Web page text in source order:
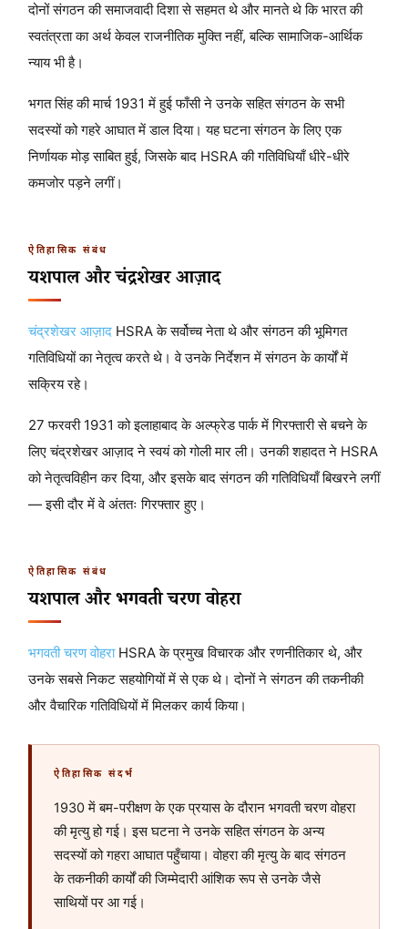
दोनों संगठन की समाजवादी दिशा से सहमत थे और मानते थे कि भारत की
स्वतंत्रता का अर्थ केवल राजनीतिक मुक्ति नहीं, बल्कि सामाजिक-आर्थिक
न्याय भी है।
भगत सिंह की मार्च 1931 में हुई फाँसी ने उनके सहित संगठन के सभी
सदस्यों को गहरे आघात में डाल दिया। यह घटना संगठन के लिए एक
निर्णायक मोड़ साबित हुई, जिसके बाद HSRA की गतिविधियाँ धीरे-धीरे
कमजोर पड़ने लगीं।
ऐतिहासिक संबंध
यशपाल और चंद्रशेखर आज़ाद
चंद्रशेखर आज़ाद HSRA के सर्वोच्च नेता थे और संगठन की भूमिगत
गतिविधियों का नेतृत्व करते थे। वे उनके निर्देशन में संगठन के कार्यों में
सक्रिय रहे।
27 फरवरी 1931 को इलाहाबाद के अल्फ्रेड पार्क में गिरफ्तारी से बचने के
लिए चंद्रशेखर आज़ाद ने स्वयं को गोली मार ली। उनकी शहादत ने HSRA
को नेतृत्वविहीन कर दिया, और इसके बाद संगठन की गतिविधियाँ बिखरने लगीं
— इसी दौर में वे अंततः गिरफ्तार हुए।
ऐतिहासिक संबंध
यशपाल और भगवती चरण वोहरा
भगवती चरण वोहराHSRA के प्रमुख विचारक और रणनीतिकार थे, और
उनके सबसे निकट सहयोगियों में से एक थे। दोनों ने संगठन की तकनीकी
और वैचारिक गतिविधियों में मिलकर कार्य किया।
ऐतिहासिक संदर्भ
1930 में बम-परीक्षण के एक प्रयास के दौरान भगवती चरण वोहरा
की मृत्यु हो गई। इस घटना ने उनके सहित संगठन के अन्य
सदस्यों को गहरा आघात पहुँचाया। वोहरा की मृत्यु के बाद संगठन
के तकनीकी कार्यों की जिम्मेदारी आंशिक रूप से उनके जैसे
साथियों पर आ गई।